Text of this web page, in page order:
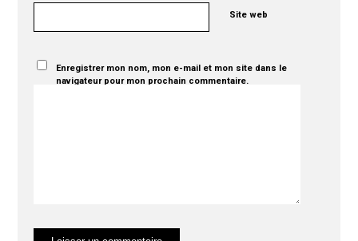
Site web
Enregistrer mon nom, mon e-mail et mon site dans le
navigateur pour mon prochain commentaire.